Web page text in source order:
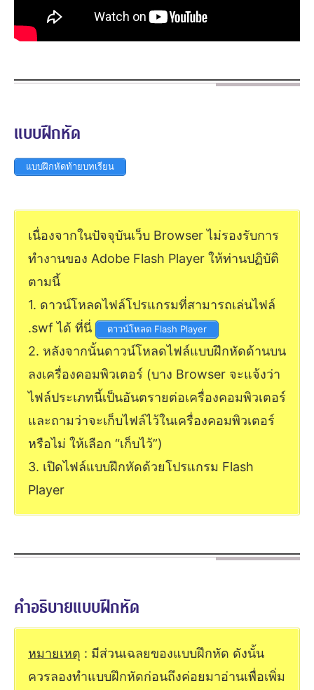
แบบฝึกหัด
แบบฝึกหัดท้ายบทเรียน
เนื่องจากในปัจจุบันเว็บ Browser ไม่รองรับการ
ทำงานของ Adobe Flash Player ให้ท่านปฏิบัติ
ตามนี้
1. ดาวน์โหลดไฟล์โปรแกรมที่สามารถเล่นไฟล์
.swf ได้ ที่นี่
ดาวน์โหลด Flash Player
2. หลังจากนั้นดาวน์โหลดไฟล์แบบฝึกหัดด้านบน
ลงเครื่องคอมพิวเตอร์ (บาง Browser จะแจ้งว่า
ไฟล์ประเภทนี้เป็นอันตรายต่อเครื่องคอมพิวเตอร์
และถามว่าจะเก็บไฟล์ไว้ในเครื่องคอมพิวเตอร์
หรือไม่ ให้เลือก “เก็บไว้”)
3. เปิดไฟล์แบบฝึกหัดด้วยโปรแกรม Flash
Player
คำอธิบายแบบฝึกหัด
หมายเหตุ : มีส่วนเฉลยของแบบฝึกหัด ดังนั้น
ควรลองทำแบบฝึกหัดก่อนถึงค่อยมาอ่านเพื่อเพิ่ม